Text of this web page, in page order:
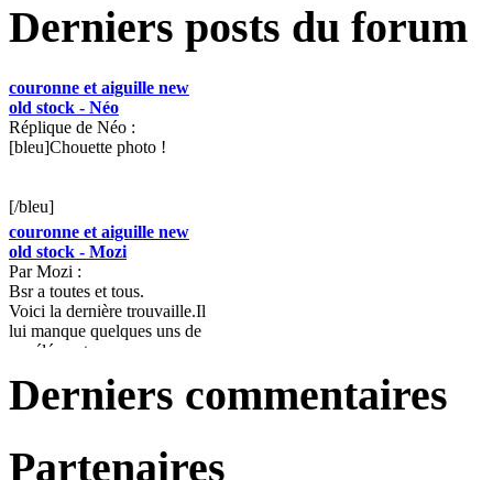
Derniers posts du forum
couronne et aiguille new
old stock - Néo
Réplique de Néo :
[bleu]Chouette photo !
[/bleu]
couronne et aiguille new
old stock - Mozi
Par Mozi :
Bsr a toutes et tous.
Voici la dernière trouvaille.Il
lui manque quelques uns de
ses éléments pour...
TISSOT Autolub -
Unlimited
Réplique de Unlimited :
que vous , elle est bloquée
Derniers commentaires
Partenaires